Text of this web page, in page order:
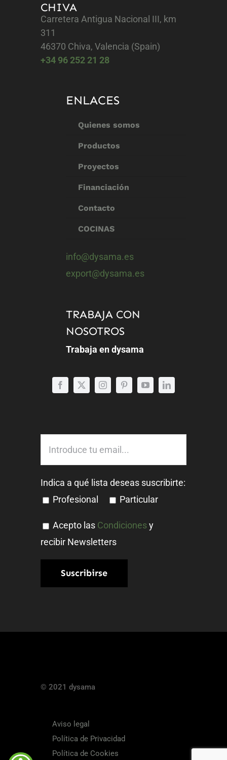
CHIVA
Carretera Antigua Nacional III, km
311
46370 Chiva, Valencia (Spain)
+34 96 252 21 28
ENLACES
Quienes somos
Productos
Proyectos
Financiación
Contacto
COCINAS
info@dysama.es
export@dysama.es
TRABAJA CON
NOSOTROS
Trabaja en dysama
Indica a qué lista deseas suscribirte:
Profesional
Particular
Acepto las Condicionesy
recibir Newsletters
© 2021 dysama
Aviso legal
Política de Privacidad
Política de Cookies